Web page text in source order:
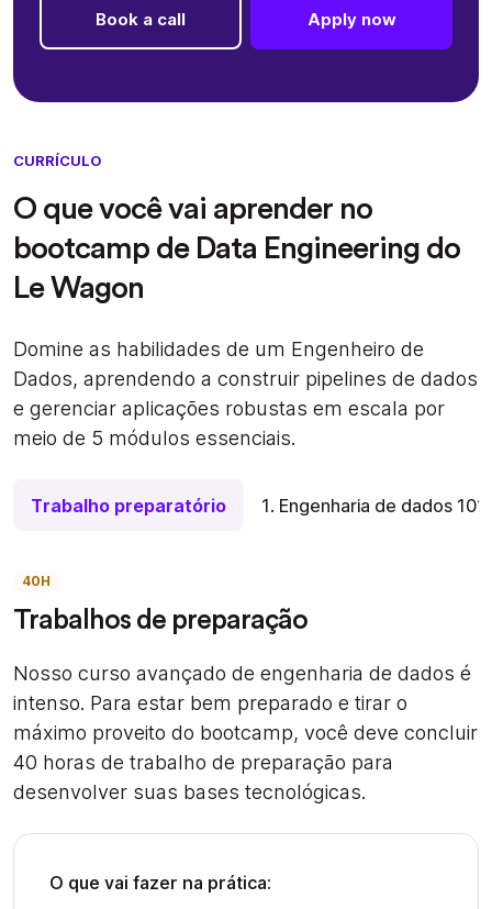
Book a call Apply now
CURRÍCULO
O que você vai aprender no
bootcamp de Data Engineering do
Le Wagon
Domine as habilidades de um Engenheiro de
Dados, aprendendo a construir pipelines de dados
e gerenciar aplicações robustas em escala por
meio de 5 módulos essenciais.
Trabalho preparatório 1. Engenharia de dados 101
40H
Trabalhos de preparação
Nosso curso avançado de engenharia de dados é
intenso. Para estar bem preparado e tirar o
máximo proveito do bootcamp, você deve concluir
40 horas de trabalho de preparação para
desenvolver suas bases tecnológicas.
O que vai fazer na prática: